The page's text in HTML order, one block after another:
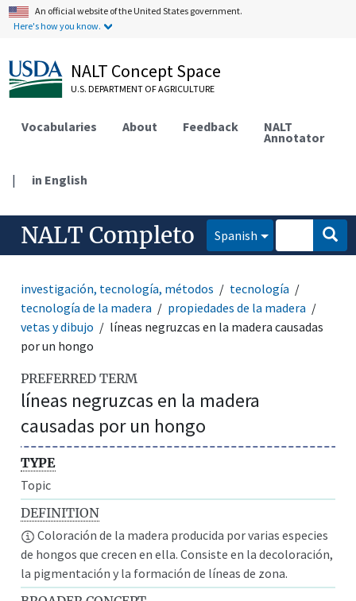
An official website of the United States government.
Here's how you know.
NALT Concept Space
U.S. DEPARTMENT OF AGRICULTURE
Vocabularies About Feedback NALT
Annotator
| in English
NALT Completo Spanish
investigación, tecnología, métodos
tecnología
tecnología de la madera
propiedades de la madera
vetas y dibujo
líneas negruzcas en la madera causadas
por un hongo
PREFERRED TERM
líneas negruzcas en la madera
causadas por un hongo
TYPE
Topic
DEFINITION
Coloración de la madera producida por varias especies
de hongos que crecen en ella. Consiste en la decoloración,
la pigmentación y la formación de líneas de zona.